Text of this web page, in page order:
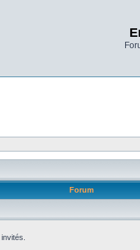
Forum